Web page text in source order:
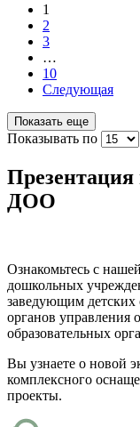
1
2
3
…
10
Следующая
Показать еще
Показывать по
ДОО
Ознакомьтесь с
дошкольных
заведующим детских
органов управления
образовательных
Вы узнаете о новой
комплексного
проекты.